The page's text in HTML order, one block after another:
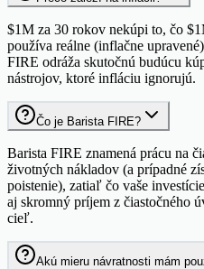
$1M za 30 rokov nekúpi to, čo
používa reálne (inflačne
FIRE odráža skutočnú budúcu
nástrojov, ktoré infláciu ignorujú.
Čo je Barista FIRE?
Barista FIRE znamená prácu na
životných nákladov (a prípadné
poistenie), zatiaľ čo vaše
aj skromný príjem z čiastočného
cieľ.
Akú mieru návratnosti mám